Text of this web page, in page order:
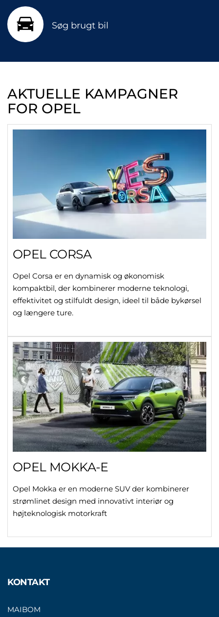
Søg brugt bil
AKTUELLE KAMPAGNER
FOR OPEL
OPEL CORSA
Opel Corsa er en dynamisk og økonomisk
kompaktbil, der kombinerer moderne teknologi,
effektivitet og stilfuldt design, ideel til både bykørsel
og længere ture.
OPEL MOKKA-E
Opel Mokka er en moderne SUV der kombinerer
strømlinet design med innovativt interiør og
højteknologisk motorkraft
KONTAKT
MAIBOM